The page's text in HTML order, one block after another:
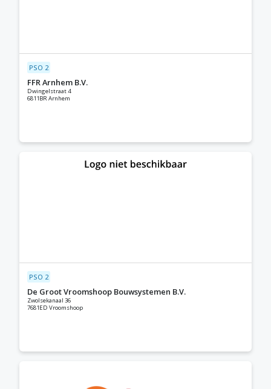
PSO 2
FFR Arnhem B.V.
Dwingelstraat 4
6811BR Arnhem
PSO 2
De Groot Vroomshoop Bouwsystemen B.V.
Zwolsekanaal 36
7681ED Vroomshoop